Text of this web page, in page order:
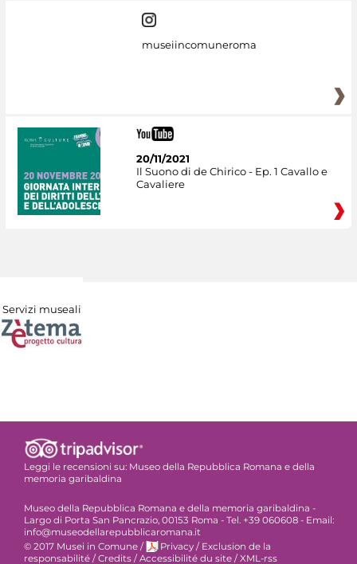
museiincomuneroma
20/11/2021
Il Suono di de Chirico - Ep. 1 Cavallo e
Cavaliere
Servizi museali
Leggi le recensioni su: Museo della Repubblica Romana e della
memoria garibaldina
Museo della Repubblica Romana e della memoria garibaldina -
Largo di Porta San Pancrazio, 00153 Roma - Tel. +39 060608 - Email:
info@museodellarepubblicaromana.it
© 2017 Musei in Comune / Privacy / Exclusion de la
responsabilité / Credits / Accessibilité du site / XML-rss